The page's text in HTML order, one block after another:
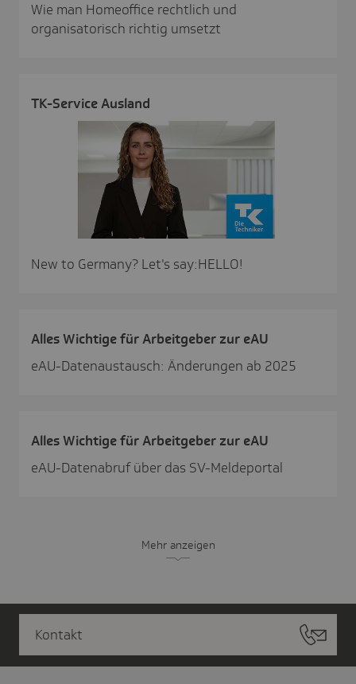
Wie man Homeoffice rechtlich und
organisatorisch richtig umsetzt
TK-Service Ausland
New to Germany? Let's say:HELLO!
Alles Wich­tige für Arbeit­geber zur eAU
eAU-Datenaustausch: Änderungen ab 2025
Alles Wich­tige für Arbeit­geber zur eAU
eAU-Datenabruf über das SV-Meldeportal
Mehr anzeigen
Kontakt